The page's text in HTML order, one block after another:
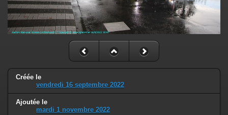
Créée le
vendredi 16 septembre 2022
Ajoutée le
mardi 1 novembre 2022